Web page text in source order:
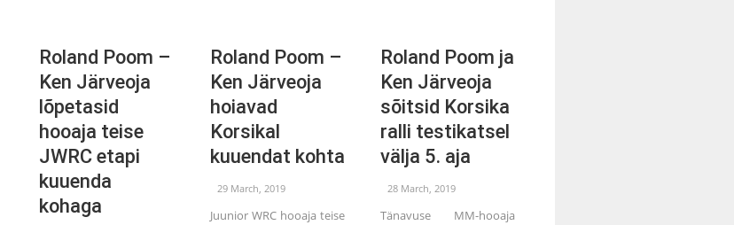
Roland Poom –
Ken Järveoja
lõpetasid
hooaja teise
JWRC etapi
kuuenda
kohaga
Roland Poom –
Ken Järveoja
hoiavad
Korsikal
kuuendat kohta
29 March, 2019
Juunior WRC hooaja teise
Roland Poom ja
Ken Järveoja
sõitsid Korsika
ralli testikatsel
välja 5. aja
28 March, 2019
Tänavuse MM-hooaja